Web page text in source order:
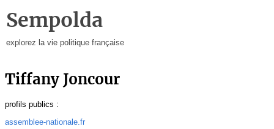
Sempolda
explorez la vie politique française
Tiffany Joncour
profils publics :
assemblee-nationale.fr